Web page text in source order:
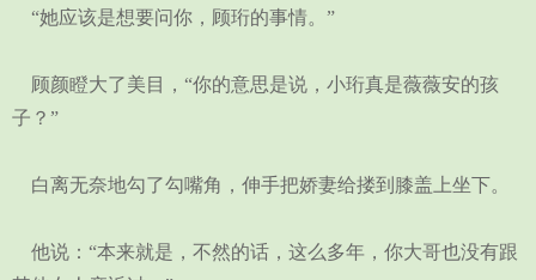
“她应该是想要问你，顾珩的事情。”
顾颜瞪大了美目，“你的意思是说，小珩真是薇薇安的孩
子？”
白离无奈地勾了勾嘴角，伸手把娇妻给搂到膝盖上坐下。
他说：“本来就是，不然的话，这么多年，你大哥也没有跟